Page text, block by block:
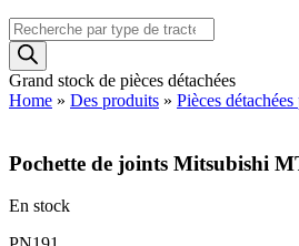
Recherche
de
produits
Grand stock de pièces détachées
Home » Des produits » Pièces
Pochette de joints Mitsubishi
En stock